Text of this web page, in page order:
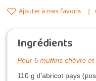
Ajouter à mes favoris
Ingrédients
Pour 5 muffins chèvre
110 g d’abricot pays